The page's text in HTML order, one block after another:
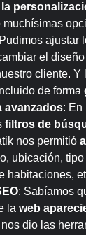
ajustar
el
cliente. Y
de forma
avanzados: En
filtros de
nos permitió
ubicación, tipo
habitaciones,
: Sabíamos
la web
dio las